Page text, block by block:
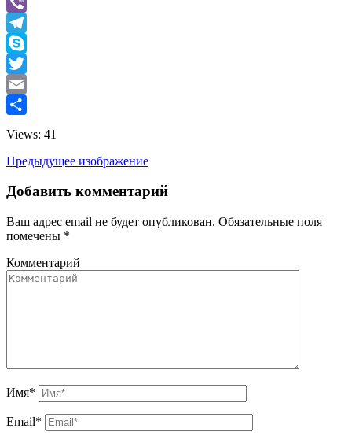
Viber
Telegram
Skype
Twitter
Email
Views: 41
Предыдущее изображение
Добавить комментарий
Ваш адрес email не будет опубликован. Обязательные поля
помечены *
Комментарий
Имя*
Email*